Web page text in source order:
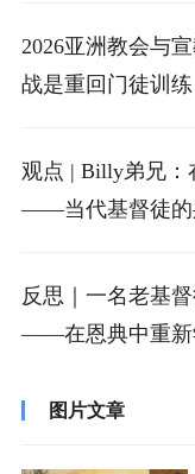
2026亚洲教会与
战是重回门徒训练
观点 | Billy弟兄：
——当代基督徒的
反思｜一名老基
——在恩典中重新
图片文章